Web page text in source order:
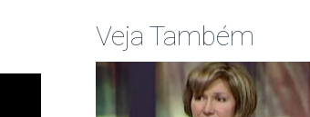
Veja Também